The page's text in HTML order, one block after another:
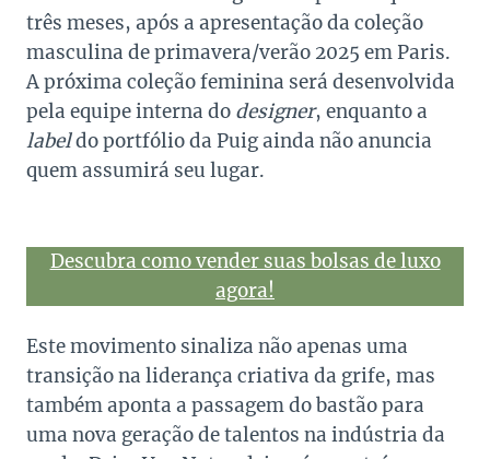
três meses, após a apresentação da coleção
masculina de primavera/verão 2025 em Paris.
A próxima coleção feminina será desenvolvida
pela equipe interna do designer, enquanto a
labeldo portfólio da Puig ainda não anuncia
quem assumirá seu lugar.
Descubra como vender suas bolsas de luxo
agora!
Este movimento sinaliza não apenas uma
transição na liderança criativa da grife, mas
também aponta a passagem do bastão para
uma nova geração de talentos na indústria da